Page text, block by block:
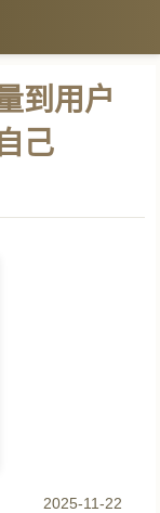
到用户
己
2025-11-22